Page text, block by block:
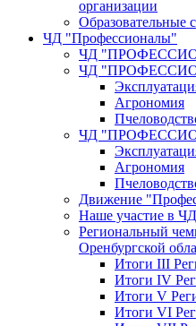
организации
Образовательные
ЧД "Профессионалы"
ЧД
ЧД
Агрономия
ЧД
Агрономия
Движение
Наше участие в
Региональный
Оренбургской
Итоги III
Итоги IV
Итоги V
Итоги VI